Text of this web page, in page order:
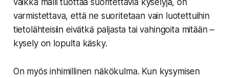
vaikka malli tuottaa suoritettavia kyselyjä, on
varmistettava, että ne suoritetaan vain luotettuihin
tietolähteisiin eivätkä paljasta tai vahingoita mitään –
kysely on lopulta käsky.
On myös inhimillinen näkökulma. Kun kysymisen